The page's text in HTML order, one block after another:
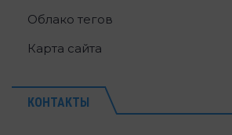
Облако тегов
Карта сайта
КОНТАКТЫ